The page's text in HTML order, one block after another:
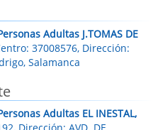
Adultas J.TOMAS DE
37008576, Dirección:
Salamanca
Adultas EL INESTAL,